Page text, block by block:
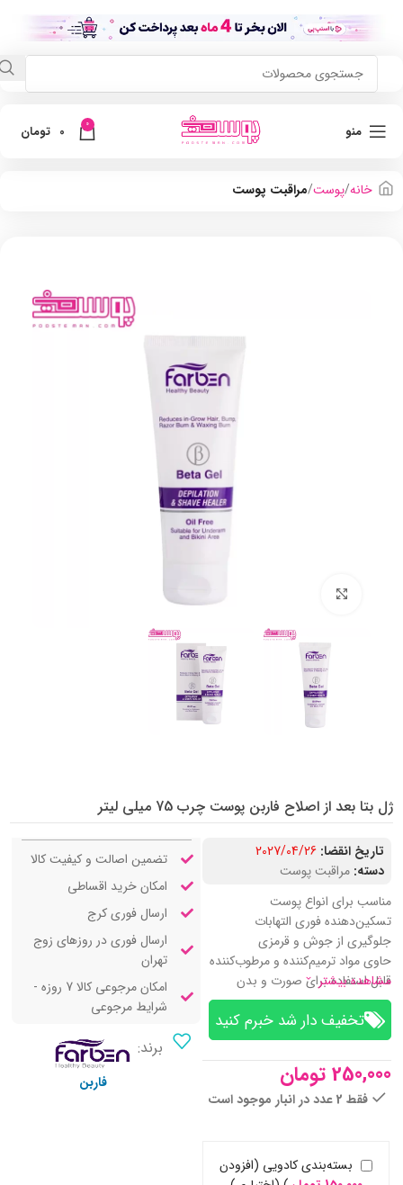
منو 0
0 تومان
خانه پوست مراقبت پوست
ژل بتا بعد از اصلاح فاربن پوست چرب 75 میلی لیتر
تاریخ انقضا: 2027/04/26
دسته: مراقبت پوست
مناسب برای انواع پوست
تسکین‌دهنده فوری التهابات
جلوگیری از جوش و قرمزی
حاوی مواد ترمیم‌کننده و مرطوب‌کننده
قابل استفاده برای صورت و بدن
مشاهده بیشتر
تخفیف‌ دار شد خبرم کنید
250,000 تومان
فقط 2 عدد در انبار موجود است
بسته‌بندی کادویی (افزودن
تضمین اصالت و کیفیت کالا
امکان خرید اقساطی
ارسال فوری کرج
ارسال فوری در روزهای زوج
تهران
امکان مرجوعی کالا 7 روزه -
شرایط مرجوعی
برند:
فاربن